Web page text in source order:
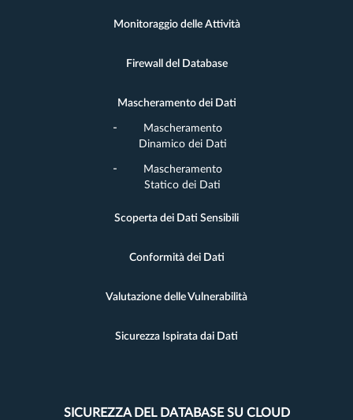
Monitoraggio delle Attività
Firewall del Database
Mascheramento dei Dati
Mascheramento
Dinamico dei Dati
Mascheramento
Statico dei Dati
Scoperta dei Dati Sensibili
Conformità dei Dati
Valutazione delle Vulnerabilità
Sicurezza Ispirata dai Dati
SICUREZZA DEL DATABASE SU CLOUD